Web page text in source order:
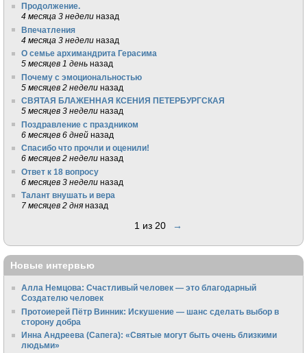
Продолжение.
4 месяца 3 недели назад
Впечатления
4 месяца 3 недели назад
О семье архимандрита Герасима
5 месяцев 1 день назад
Почему с эмоциональностью
5 месяцев 2 недели назад
СВЯТАЯ БЛАЖЕННАЯ КСЕНИЯ ПЕТЕРБУРГСКАЯ
5 месяцев 3 недели назад
Поздравление с праздником
6 месяцев 6 дней назад
Спасибо что прочли и оценили!
6 месяцев 2 недели назад
Ответ к 18 вопросу
6 месяцев 3 недели назад
Талант внушать и вера
7 месяцев 2 дня назад
1 из 20 →
Новые интервью
Алла Немцова: Счастливый человек — это благодарный
Создателю человек
Протоиерей Пётр Винник: Искушение — шанс сделать выбор в
сторону добра
Инна Андреева (Сапега): «Святые могут быть очень близкими
людьми»